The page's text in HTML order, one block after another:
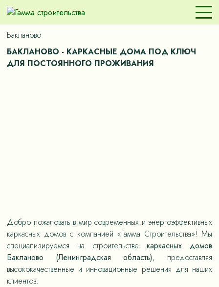
Бакланово
БАКЛАНОВО - КАРКАСНЫЕ ДОМА ПОД КЛЮЧ
ДЛЯ ПОСТОЯННОГО ПРОЖИВАНИЯ
Добро пожаловать в мир современных и энергоэффективных
каркасных домов с компанией «Гамма Строительства»! Мы
специализируемся на строительстве каркасных домов
Бакланово (Ленинградская область), предоставляя
высококачественные и инновационные решения для наших
клиентов.